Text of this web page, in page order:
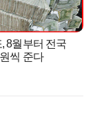
8월부터 전국
씩 준다